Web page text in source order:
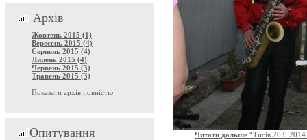
Архів
Жовтень 2015 (1)
Вересень 2015 (4)
Серпень 2015 (4)
Липень 2015 (4)
Червень 2015 (3)
Травень 2015 (3)
Показати архів повністю
Опитування Читати дальше “Тисів